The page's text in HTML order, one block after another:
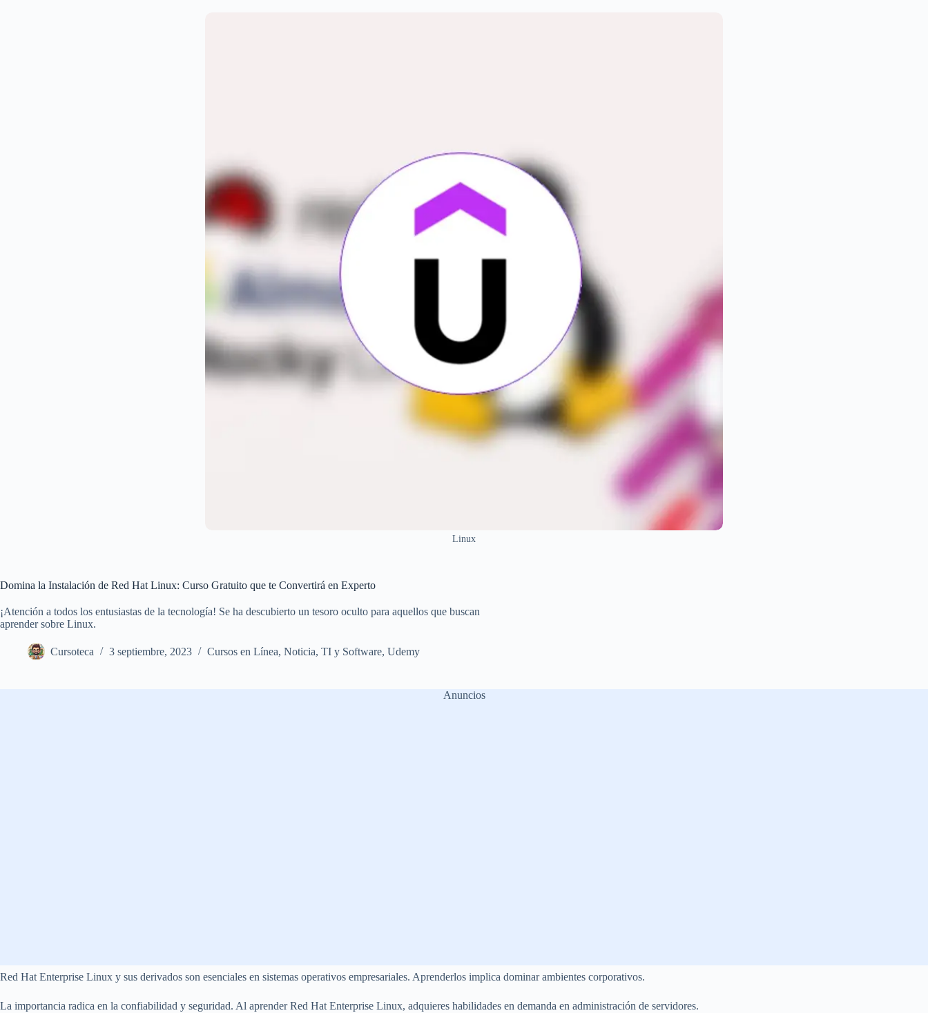
Linux
Domina la Instalación de Red Hat Linux: Curso Gratuito que te Convertirá en Experto
¡Atención a todos los entusiastas de la tecnología! Se ha descubierto un tesoro oculto para aquellos que buscan
aprender sobre Linux.
Cursoteca 3 septiembre, 2023 Cursos en Línea, Noticia, TI y Software, Udemy
Anuncios
Red Hat Enterprise Linux y sus derivados son esenciales en sistemas operativos empresariales. Aprenderlos implica dominar ambientes corporativos.
La importancia radica en la confiabilidad y seguridad. Al aprender Red Hat Enterprise Linux, adquieres habilidades en demanda en administración de servidores.